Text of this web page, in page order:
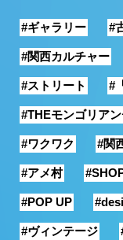
バファ
ズのキ
ャップ
銭湯
#ギャラリー #
#関西カルチャー
#ストリート #
#THEモンゴリア
#ワクワク #関
#アメ村
#POP UP
#ヴィンテージ